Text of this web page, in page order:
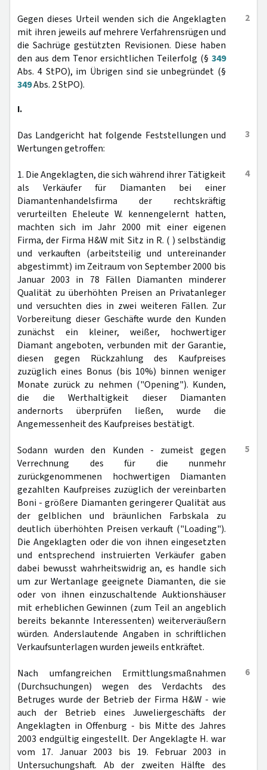
2
Gegen dieses Urteil wenden sich die Angeklagten
mit ihren jeweils auf mehrere Verfahrensrügen und
die Sachrüge gestützten Revisionen. Diese haben
den aus dem Tenor ersichtlichen Teilerfolg (§ 349
Abs. 4 StPO), im Übrigen sind sie unbegründet (§
349Abs. 2 StPO).
I.
3
Das Landgericht hat folgende Feststellungen und
Wertungen getroffen:
4
1. Die Angeklagten, die sich während ihrer Tätigkeit
als Verkäufer für Diamanten bei einer
Diamantenhandelsfirma der rechtskräftig
verurteilten Eheleute W. kennengelernt hatten,
machten sich im Jahr 2000 mit einer eigenen
Firma, der Firma H&W mit Sitz in R. ( ) selbständig
und verkauften (arbeitsteilig und untereinander
abgestimmt) im Zeitraum von September 2000 bis
Januar 2003 in 78 Fällen Diamanten minderer
Qualität zu überhöhten Preisen an Privatanleger
und versuchten dies in zwei weiteren Fällen. Zur
Vorbereitung dieser Geschäfte wurde den Kunden
zunächst ein kleiner, weißer, hochwertiger
Diamant angeboten, verbunden mit der Garantie,
diesen gegen Rückzahlung des Kaufpreises
zuzüglich eines Bonus (bis 10%) binnen weniger
Monate zurück zu nehmen ("Opening"). Kunden,
die die Werthaltigkeit dieser Diamanten
andernorts überprüfen ließen, wurde die
Angemessenheit des Kaufpreises bestätigt.
5
Sodann wurden den Kunden - zumeist gegen
Verrechnung des für die nunmehr
zurückgenommenen hochwertigen Diamanten
gezahlten Kaufpreises zuzüglich der vereinbarten
Boni - größere Diamanten geringerer Qualität aus
der gelblichen und bräunlichen Farbskala zu
deutlich überhöhten Preisen verkauft ("Loading").
Die Angeklagten oder die von ihnen eingesetzten
und entsprechend instruierten Verkäufer gaben
dabei bewusst wahrheitswidrig an, es handle sich
um zur Wertanlage geeignete Diamanten, die sie
oder von ihnen einzuschaltende Auktionshäuser
mit erheblichen Gewinnen (zum Teil an angeblich
bereits bekannte Interessenten) weiterveräußern
würden. Anderslautende Angaben in schriftlichen
Verkaufsunterlagen wurden jeweils entkräftet.
6
Nach umfangreichen Ermittlungsmaßnahmen
(Durchsuchungen) wegen des Verdachts des
Betruges wurde der Betrieb der Firma H&W - wie
auch der Betrieb eines Juweliergeschäfts der
Angeklagten in Offenburg - bis Mitte des Jahres
2003 endgültig eingestellt. Der Angeklagte H. war
vom 17. Januar 2003 bis 19. Februar 2003 in
Untersuchungshaft. Ab der zweiten Hälfte des